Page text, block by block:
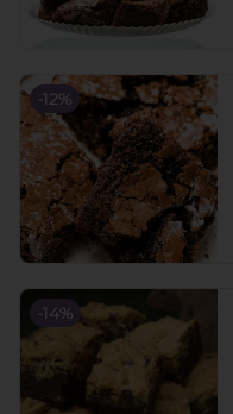
-12%
-14%